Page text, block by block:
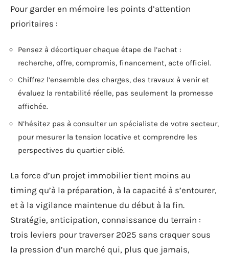
Pour garder en mémoire les points d’attention
prioritaires :
Pensez à décortiquer chaque étape de l’achat :
recherche, offre, compromis, financement, acte officiel.
Chiffrez l’ensemble des charges, des travaux à venir et
évaluez la rentabilité réelle, pas seulement la promesse
affichée.
N’hésitez pas à consulter un spécialiste de votre secteur,
pour mesurer la tension locative et comprendre les
perspectives du quartier ciblé.
La force d’un projet immobilier tient moins au
timing qu’à la préparation, à la capacité à s’entourer,
et à la vigilance maintenue du début à la fin.
Stratégie, anticipation, connaissance du terrain :
trois leviers pour traverser 2025 sans craquer sous
la pression d’un marché qui, plus que jamais,